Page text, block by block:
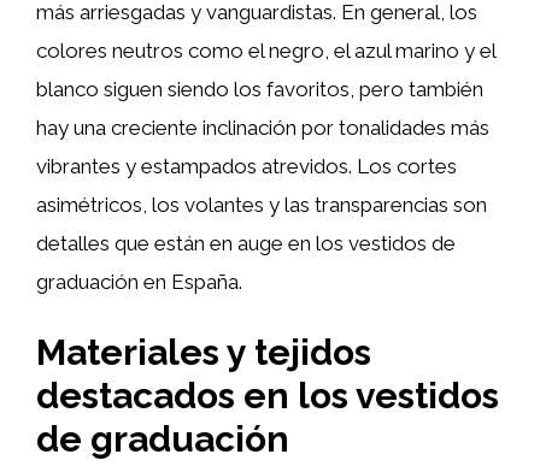
más arriesgadas y vanguardistas. En general, los
colores neutros como el negro, el azul marino y el
blanco siguen siendo los favoritos, pero también
hay una creciente inclinación por tonalidades más
vibrantes y estampados atrevidos. Los cortes
asimétricos, los volantes y las transparencias son
detalles que están en auge en los vestidos de
graduación en España.
Materiales y tejidos
destacados en los vestidos
de graduación